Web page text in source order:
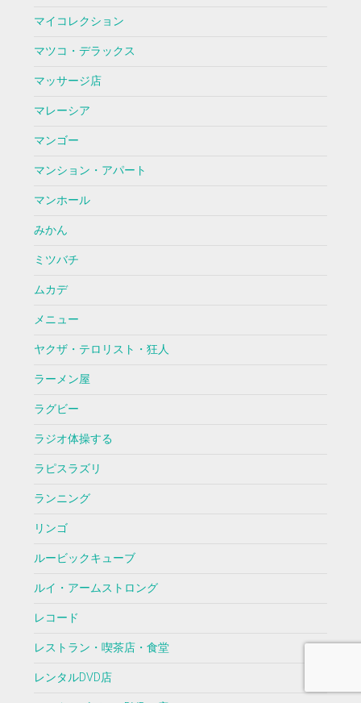
マイコレクション
マツコ・デラックス
マッサージ店
マレーシア
マンゴー
マンション・アパート
マンホール
みかん
ミツバチ
ムカデ
メニュー
ヤクザ・テロリスト・狂人
ラーメン屋
ラグビー
ラジオ体操する
ラピスラズリ
ランニング
リンゴ
ルービックキューブ
ルイ・アームストロング
レコード
レストラン・喫茶店・食堂
レンタルDVD店